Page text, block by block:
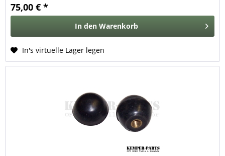
75,00 € *
In den Warenkorb
In's virtuelle Lager legen